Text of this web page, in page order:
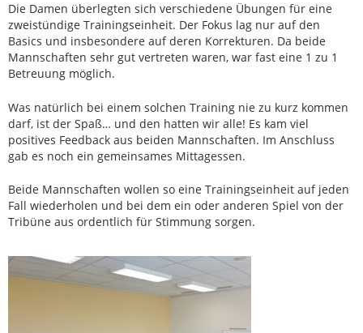
Die Damen überlegten sich verschiedene Übungen für eine
zweistündige Trainingseinheit. Der Fokus lag nur auf den
Basics und insbesondere auf deren Korrekturen. Da beide
Mannschaften sehr gut vertreten waren, war fast eine 1 zu 1
Betreuung möglich.
Was natürlich bei einem solchen Training nie zu kurz kommen
darf, ist der Spaß… und den hatten wir alle! Es kam viel
positives Feedback aus beiden Mannschaften. Im Anschluss
gab es noch ein gemeinsames Mittagessen.
Beide Mannschaften wollen so eine Trainingseinheit auf jeden
Fall wiederholen und bei dem ein oder anderen Spiel von der
Tribüne aus ordentlich für Stimmung sorgen.